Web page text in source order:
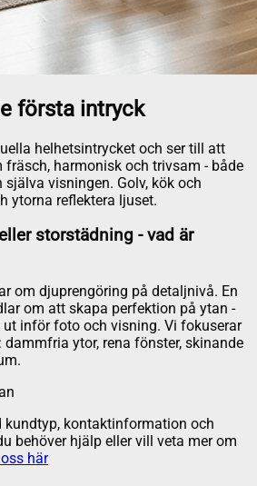
första intryck
helhetsintrycket och ser till att
fräsch, harmonisk och trivsam - både
visningen. Golv, kök och
ytorna reflektera ljuset.
storstädning - vad är
om djuprengöring på detaljnivå. En
om att skapa perfektion på ytan -
inför foto och visning. Vi fokuserar
ytor, rena fönster, skinande
kundtyp, kontaktinformation och
behöver hjälp eller vill veta mer om
här